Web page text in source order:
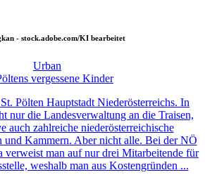
- stock.adobe.com/KI bearbeitet
Urban
vergessene Kinder
Pölten Hauptstadt Niederösterreichs. In
nur die Landesverwaltung an die Traisen,
auch zahlreiche niederösterreichische
und Kammern. Aber nicht alle. Bei der NÖ
verweist man auf nur drei Mitarbeitende für
weshalb man aus Kostengründen ...